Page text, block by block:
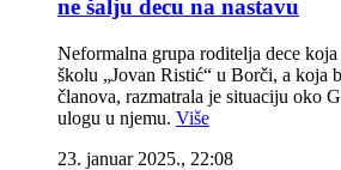
ne šalju decu na nastavu
Neformalna grupa roditelja dece
školu „Jovan Ristić“ u Borči, a koja
članova, razmatrala je situaciju oko
ulogu u njemu. Više
23. januar 2025., 22:08